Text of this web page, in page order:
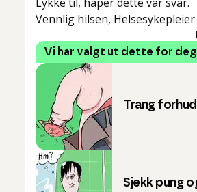
Vennlig hilsen,
Vi har valgt ut dette for deg
Trang forhud
Sjekk pung